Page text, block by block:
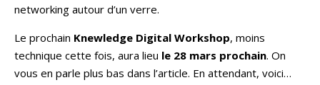
networking autour d’un verre.
Le prochain Knewledge Digital Workshop, moins
technique cette fois, aura lieu le 28 mars prochain. On
vous en parle plus bas dans l’article. En attendant, voici…